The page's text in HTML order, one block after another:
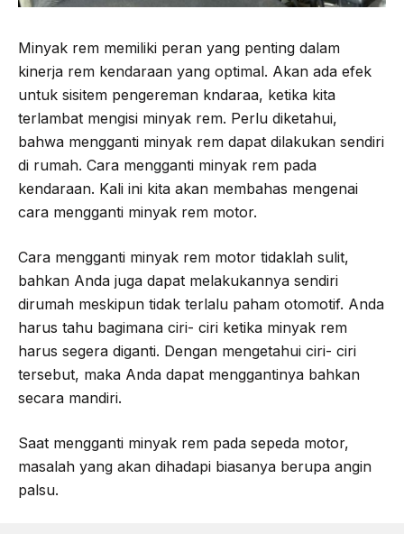
Minyak rem memiliki peran yang penting dalam
kinerja rem kendaraan yang optimal. Akan ada efek
untuk sisitem pengereman kndaraa, ketika kita
terlambat mengisi minyak rem. Perlu diketahui,
bahwa mengganti minyak rem dapat dilakukan sendiri
di rumah. Cara mengganti minyak rem pada
kendaraan. Kali ini kita akan membahas mengenai
cara mengganti minyak rem motor.
Cara mengganti minyak rem motor tidaklah sulit,
bahkan Anda juga dapat melakukannya sendiri
dirumah meskipun tidak terlalu paham otomotif. Anda
harus tahu bagimana ciri- ciri ketika minyak rem
harus segera diganti. Dengan mengetahui ciri- ciri
tersebut, maka Anda dapat menggantinya bahkan
secara mandiri.
Saat mengganti minyak rem pada sepeda motor,
masalah yang akan dihadapi biasanya berupa angin
palsu.